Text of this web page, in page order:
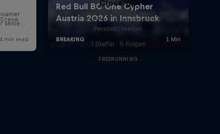
Close Up
Interviews mit inspirierenden
Persönlichkeiten
1 Staffel · 5 Folgen
FREERUNNING